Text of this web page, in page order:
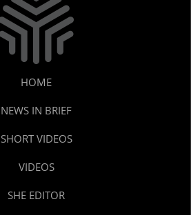
HOME
NEWS IN BRIEF
SHORT VIDEOS
VIDEOS
SHE EDITOR